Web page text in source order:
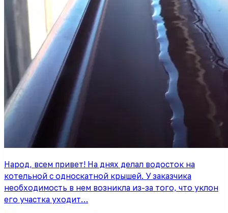
Народ, всем привет! На днях делал водосток на
котельной с односкатной крышей. У заказчика
необходимость в нем возникла из-за того, что уклон
его участка уходит…